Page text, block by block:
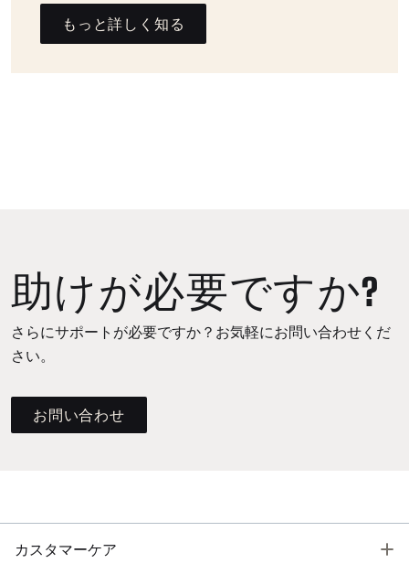
もっと詳しく知る
助けが必要ですか?
さらにサポートが必要ですか？お気軽にお問い合わせくだ
さい。
お問い合わせ
カスタマーケア